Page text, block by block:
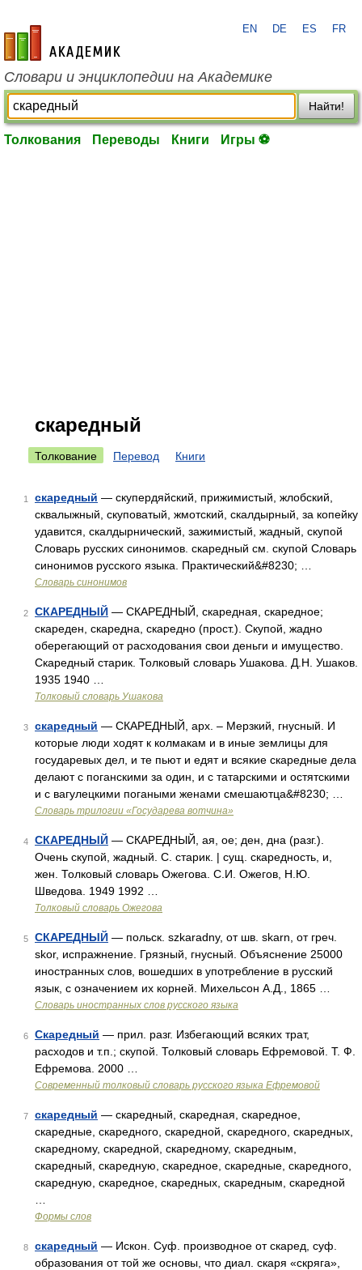
academic.ru
EN DE ES FR
Словари и энциклопедии на Академике
Найти!
Толкования Переводы Книги Игры ⚽
скаредный
Толкование Перевод Книги
1 скаредный — скупердяйский, прижимистый, жлобский,
сквалыжный, скуповатый, жмотский, скалдырный, за копейку
удавится, скалдырнический, зажимистый, жадный, скупой
Словарь русских синонимов. скаредный см. скупой Словарь
синонимов русского языка. Практический&#8230; …
Словарь синонимов
2 СКАРЕДНЫЙ — СКАРЕДНЫЙ, скаредная, скаредное;
скареден, скаредна, скаредно (прост.). Скупой, жадно
оберегающий от расходования свои деньги и имущество.
Скаредный старик. Толковый словарь Ушакова. Д.Н. Ушаков.
1935 1940 …
Толковый словарь Ушакова
3 скаредный — СКАРЕДНЫЙ, арх. – Мерзкий, гнусный. И
которые люди ходят к колмакам и в иные землицы для
государевых дел, и те пьют и едят и всякие скаредные дела
делают с поганскими за один, и с татарскими и остятскими
и с вагулецкими погаными женами смешаютца&#8230; …
Словарь трилогии «Государева вотчина»
4 СКАРЕДНЫЙ — СКАРЕДНЫЙ, ая, ое; ден, дна (разг.).
Очень скупой, жадный. С. старик. | сущ. скаредность, и,
жен. Толковый словарь Ожегова. С.И. Ожегов, Н.Ю.
Шведова. 1949 1992 …
Толковый словарь Ожегова
5 СКАРЕДНЫЙ — польск. szkaradny, от шв. skarn, от греч.
skor, испражнение. Грязный, гнусный. Объяснение 25000
иностранных слов, вошедших в употребление в русский
язык, с означением их корней. Михельсон А.Д., 1865 …
Словарь иностранных слов русского языка
6 Скаредный — прил. разг. Избегающий всяких трат,
расходов и т.п.; скупой. Толковый словарь Ефремовой. Т. Ф.
Ефремова. 2000 …
Современный толковый словарь русского языка Ефремовой
7 скаредный — скаредный, скаредная, скаредное,
скаредные, скаредного, скаредной, скаредного, скаредных,
скаредному, скаредной, скаредному, скаредным,
скаредный, скаредную, скаредное, скаредные, скаредного,
скаредную, скаредное, скаредных, скаредным, скаредной
Формы слов
8 скаредный — Искон. Суф. производное от скаред, суф.
образования от той же основы, что диал. скаря «скряга»,